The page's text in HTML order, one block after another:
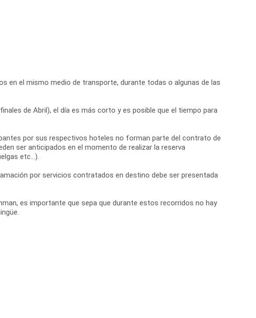
en el mismo medio de transporte, durante todas o algunas de las
de Abril), el día es más corto y es posible que el tiempo para
por sus respectivos hoteles no forman parte del contrato de
ser anticipados en el momento de realizar la reserva
etc...).
por servicios contratados en destino debe ser presentada
es importante que sepa que durante estos recorridos no hay